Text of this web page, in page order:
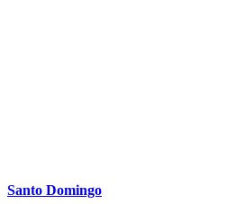
Santo Domingo